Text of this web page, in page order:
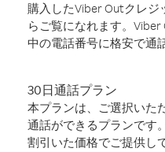
購入したViber Outクレ
らご覧になれます。
中の電話番号に格安で通
30日通話プラン
本プランは、ご選択いた
通話ができるプランです
割引いた価格でご提供し